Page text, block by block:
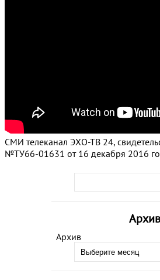
Архив
Архив
СМИ телеканал ЭХО-ТВ 24,
№ТУ66-01631 от 16 декабря 2016